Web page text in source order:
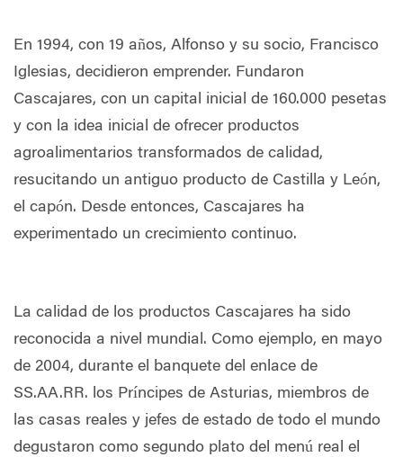
En 1994, con 19 años, Alfonso y su socio, Francisco
Iglesias, decidieron emprender. Fundaron
Cascajares, con un capital inicial de 160.000 pesetas
y con la idea inicial de ofrecer productos
agroalimentarios transformados de calidad,
resucitando un antiguo producto de Castilla y León,
el capón. Desde entonces, Cascajares ha
experimentado un crecimiento continuo.
La calidad de los productos Cascajares ha sido
reconocida a nivel mundial. Como ejemplo, en mayo
de 2004, durante el banquete del enlace de
SS.AA.RR. los Príncipes de Asturias, miembros de
las casas reales y jefes de estado de todo el mundo
degustaron como segundo plato del menú real el